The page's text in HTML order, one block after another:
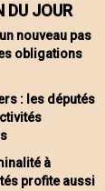
DU JOUR
nouveau pas
obligations
: les députés
à
profite aussi